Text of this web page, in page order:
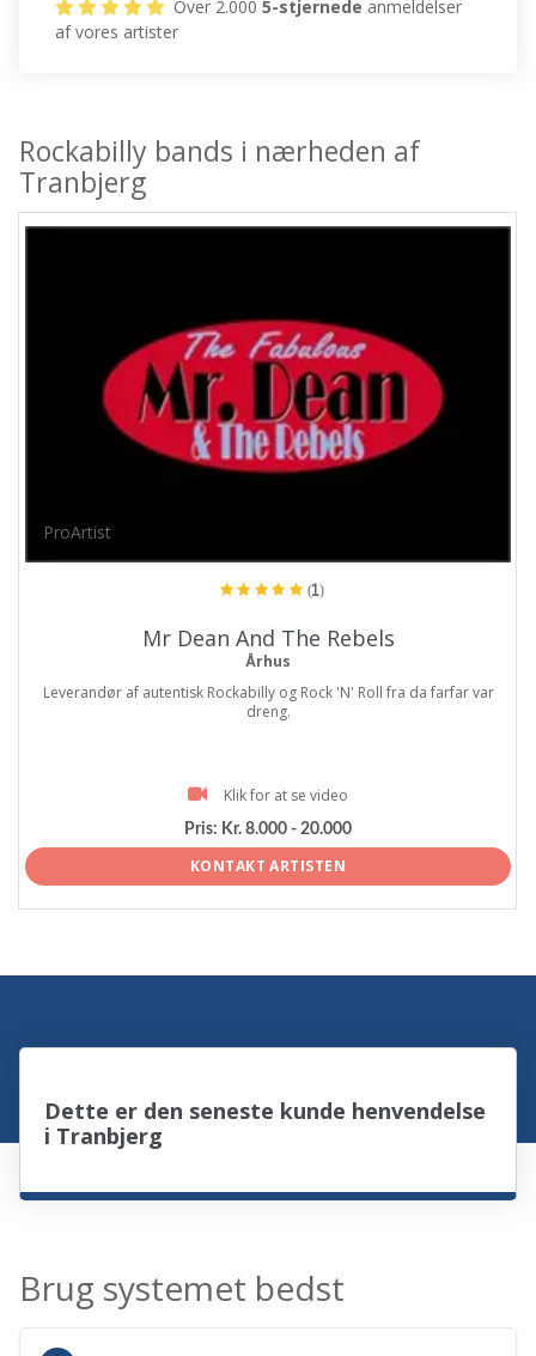
Over 2.0005-stjernede anmeldelser
af vores artister
Rockabilly bands i nærheden af
Tranbjerg
ProArtist
(1)
Mr Dean And The Rebels
Århus
Leverandør af autentisk Rockabilly og Rock 'N' Roll fra da farfar var
dreng.
Klik for at se video
Pris: Kr. 8.000 - 20.000
KONTAKT ARTISTEN
Dette er den seneste kunde henvendelse
i Tranbjerg
Brug systemet bedst